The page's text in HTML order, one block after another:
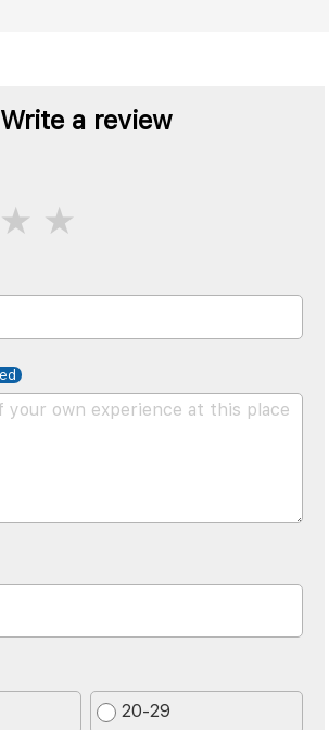
Write a review
20-29